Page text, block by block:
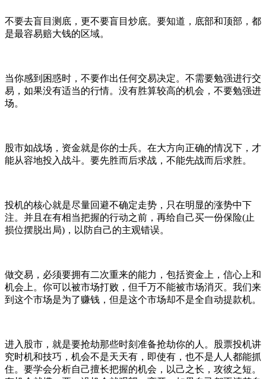
不要去盲目测底，更不要盲目炒底。要知道，底部和顶部，都
是最容易赔大钱的区域。
当你感到困惑时，不要作出任何交易决定。不需要勉强进行交
易，如果没有适当的行情。没有胜算较高的机会，不要勉强进
场。
股市如战场，资金就是你的士兵。在大方向正确的情况下，才
能从容地投入战斗。要先胜而后求战，不能先战而后求胜。
投机的核心就是尽量回避不确定走势，只在明显的涨势中下
注。并且在有相当把握的行动之前，再给自己买一份保险(止
损位摆脱出局)，以防自己的主观错误。
做交易，必须要拥有二次重来的能力，包括资金上，信心上和
机会上。你可以被市场打败，但千万不能被市场消灭。我们来
到这个市场是为了赚钱，但是这个市场却不是全自动提款机。
进入股市，就是要抢劫那些时刻准备抢劫你的人。股票投机讲
究时机和技巧，机会不是天天有，即使有，也不是人人都能抓
住。要学会分析自己擅长把握的机会，以己之长，攻彼之短。